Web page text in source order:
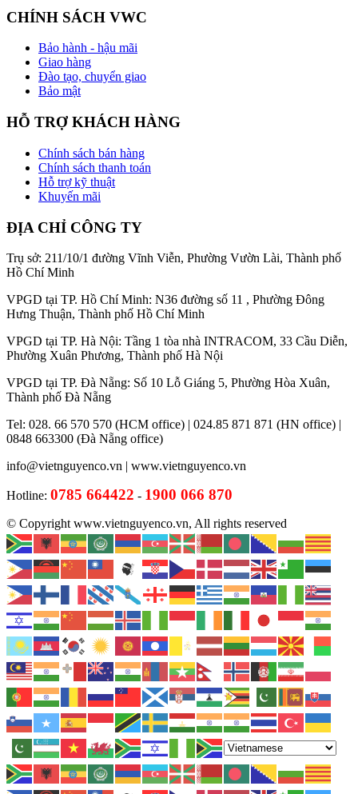
CHÍNH SÁCH VWC
Bảo hành - hậu mãi
Giao hàng
Đào tạo, chuyển giao
Bảo mật
HỖ TRỢ KHÁCH HÀNG
Chính sách bán hàng
Chính sách thanh toán
Hỗ trợ kỹ thuật
Khuyến mãi
ĐỊA CHỈ CÔNG TY
Trụ sở: 211/10/1 đường Vĩnh Viễn, Phường Vườn Lài, Thành phố
Hồ Chí Minh
VPGD tại TP. Hồ Chí Minh: N36 đường số 11 , Phường Đông
Hưng Thuận, Thành phố Hồ Chí Minh
VPGD tại TP. Hà Nội: Tầng 1 tòa nhà INTRACOM, 33 Cầu Diễn,
Phường Xuân Phương, Thành phố Hà Nội
VPGD tại TP. Đà Nẵng: Số 10 Lỗ Giáng 5, Phường Hòa Xuân,
Thành phố Đà Nẵng
Tel: 028. 66 570 570 (HCM office) | 024.85 871 871 (HN office) |
0848 663300 (Đà Nẵng office)
info@vietnguyenco.vn | www.vietnguyenco.vn
Hotline: 0785 664422 - 1900 066 870
© Copyright www.vietnguyenco.vn, All rights reserved